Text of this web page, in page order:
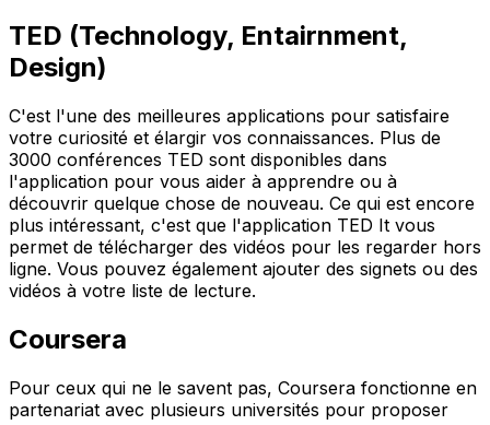
TED (Technology, Entairnment,
Design)
C'est l'une des meilleures applications pour satisfaire
votre curiosité et élargir vos connaissances. Plus de
3000 conférences TED sont disponibles dans
l'application pour vous aider à apprendre ou à
découvrir quelque chose de nouveau. Ce qui est encore
plus intéressant, c'est que l'application TED It vous
permet de télécharger des vidéos pour les regarder hors
ligne. Vous pouvez également ajouter des signets ou des
vidéos à votre liste de lecture.
Coursera
Pour ceux qui ne le savent pas, Coursera fonctionne en
partenariat avec plusieurs universités pour proposer